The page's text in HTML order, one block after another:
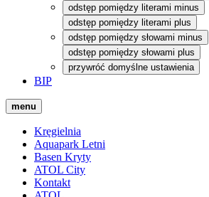
odstęp pomiędzy literami minus
odstęp pomiędzy literami plus
odstęp pomiędzy słowami minus
odstęp pomiędzy słowami plus
przywróć domyślne ustawienia
BIP
menu
Kręgielnia
Aquapark Letni
Basen Kryty
ATOL City
Kontakt